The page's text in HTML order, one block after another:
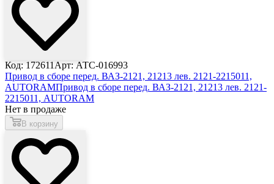
Код: 172611 Арт: АТС-016993
Привод в сборе перед. ВАЗ-2121, 21213 лев. 2121-2215011,
AUTORAMПривод в сборе перед. ВАЗ-2121, 21213 лев. 2121-
2215011, AUTORAM
Нет в продаже
В корзину